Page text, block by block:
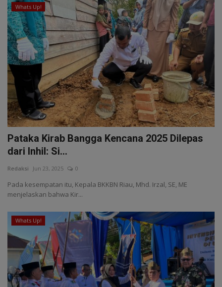
Whats Up!
Pataka Kirab Bangga Kencana 2025 Dilepas
dari Inhil: Si...
Redaksi Jun 23, 2025 0
Pada kesempatan itu, Kepala BKKBN Riau, Mhd. Irzal, SE, ME
menjelaskan bahwa Kir...
Whats Up!